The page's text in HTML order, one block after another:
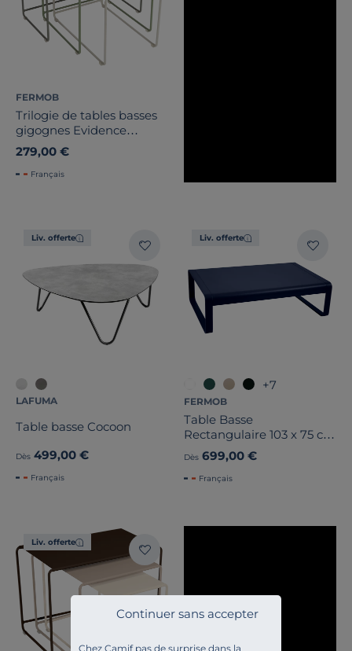
Chez Camif pas de surprise dans la
Continuer sans accepter
FERMOB
Trilogie de tables basses
gigognes Evidence
Nature Oulala
279,00 €
Français
Liv. offerte
LAFUMA
Table basse Cocoon
Dès 499,00 €
Français
Liv. offerte
+7
FERMOB
Table Basse
Rectangulaire 103 x 75 cm
Bellevie en Aluminium
Dès 699,00 €
Français
Liv. offerte